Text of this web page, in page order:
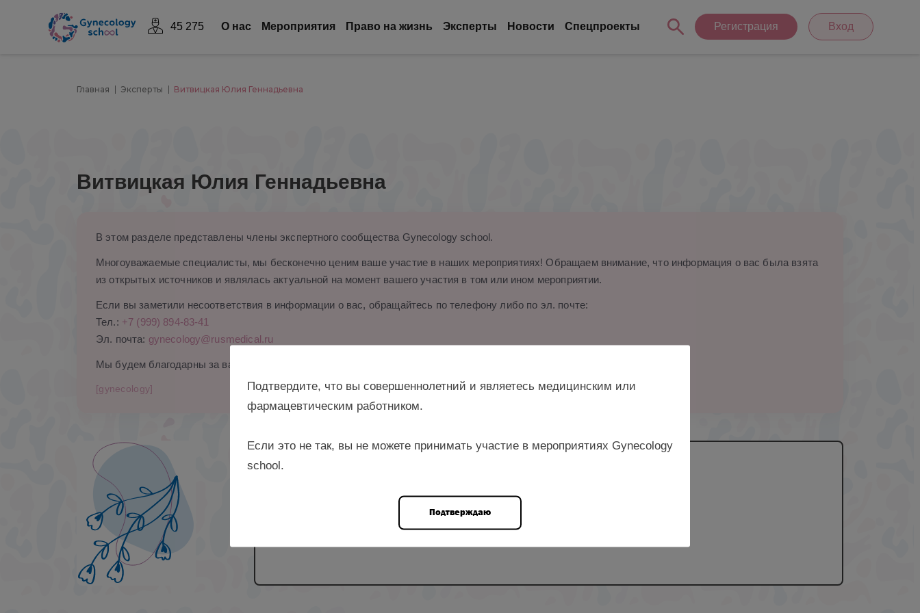
45 275 О нас Mероприятия Право на жизнь Эксперты Новости Спецпроекты Регистрация Вход
Главная Эксперты Витвицкая Юлия Геннадьевна
Витвицкая Юлия Геннадьевна
В этом разделе представлены члены экспертного сообщества Gynecology school.
Многоуважаемые специалисты, мы бесконечно ценим ваше участие в наших мероприятиях! Обращаем внимание, что информация о вас была взята
из открытых источников и являлась актуальной на момент вашего участия в том или ином мероприятии.
Если вы заметили несоответствия в информации о вас, обращайтесь по телефону либо по эл. почте:
Тел.: +7 (999) 894-83-41
Эл. почта: gynecology@rusmedical.ru
Мы будем благодарны за ваши комментарии.
[gynecology]
к. м. н., дерматовенеролог
Подтвердите, что вы совершеннолетний и являетесь медицинским или
фармацевтическим работником.
Если это не так, вы не можете принимать участие в мероприятиях Gynecology
school.
Подтверждаю